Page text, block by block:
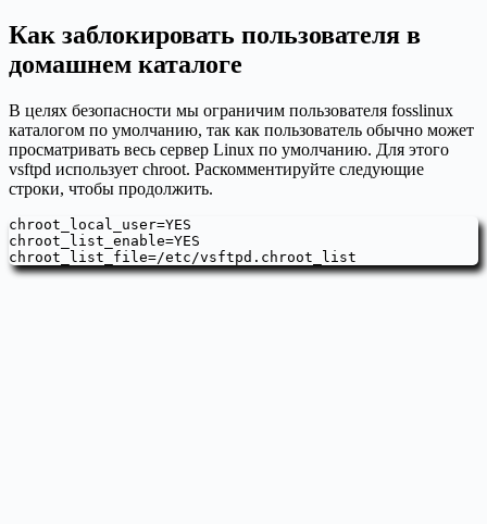
Как заблокировать пользователя в
домашнем каталоге
В целях безопасности мы ограничим пользователя fosslinux
каталогом по умолчанию, так как пользователь обычно может
просматривать весь сервер Linux по умолчанию. Для этого
vsftpd использует chroot. Раскомментируйте следующие
строки, чтобы продолжить.
chroot_local_user=YES
chroot_list_enable=YES
chroot_list_file=/etc/vsftpd.chroot_list